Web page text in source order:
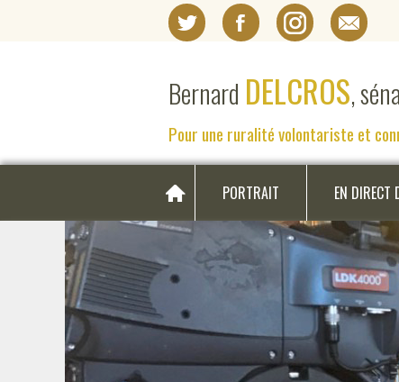
Bernard DELCROS,
Pour une ruralité volontariste et
PORTRAIT EN DIRECT